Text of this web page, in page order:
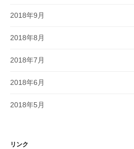
2018年9月
2018年8月
2018年7月
2018年6月
2018年5月
リンク